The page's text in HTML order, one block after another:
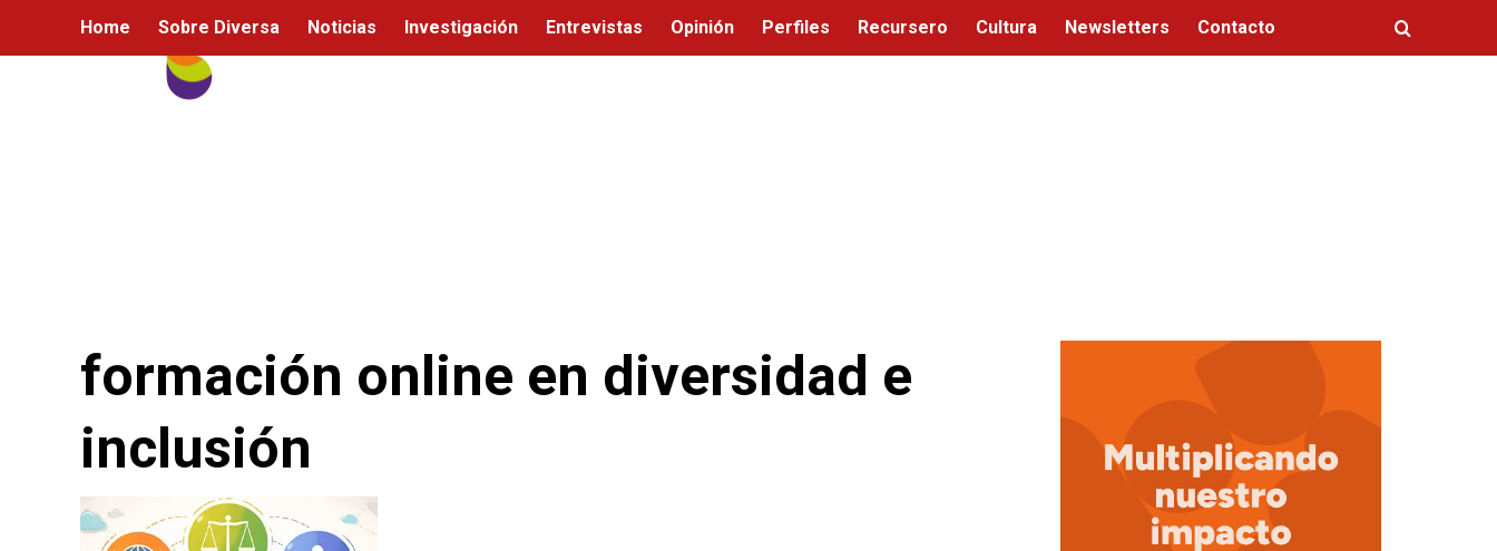
Home Sobre Diversa Noticias Investigación Entrevistas Opinión Perfiles Recursero Cultura Newsletters Contacto
formación online en diversidad e
inclusión